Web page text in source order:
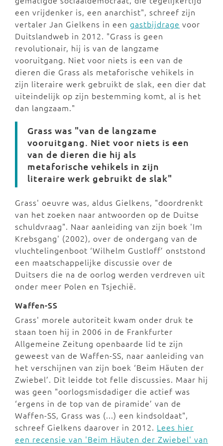
een vrijdenker is, een anarchist", schreef zijn
vertaler Jan Gielkens in een gastbijdrage voor
Duitslandweb in 2012. "Grass is geen
revolutionair, hij is van de langzame
vooruitgang. Niet voor niets is een van de
dieren die Grass als metaforische vehikels in
zijn literaire werk gebruikt de slak, een dier dat
uiteindelijk op zijn bestemming komt, al is het
dan langzaam."
Grass was "van de langzame
vooruitgang. Niet voor niets is een
van de dieren die hij als
metaforische vehikels in zijn
literaire werk gebruikt de slak"
Grass' oeuvre was, aldus Gielkens, "doordrenkt
van het zoeken naar antwoorden op de Duitse
schuldvraag". Naar aanleiding van zijn boek 'Im
Krebsgang' (2002), over de ondergang van de
vluchtelingenboot ‘Wilhelm Gustloff’ onststond
een maatschappelijke discussie over de
Duitsers die na de oorlog werden verdreven uit
onder meer Polen en Tsjechië.
Waffen-SS
Grass' morele autoriteit kwam onder druk te
staan toen hij in 2006 in de Frankfurter
Allgemeine Zeitung openbaarde lid te zijn
geweest van de Waffen-SS, naar aanleiding van
het verschijnen van zijn boek ‘Beim Häuten der
Zwiebel’. Dit leidde tot felle discussies. Maar hij
was geen "oorlogsmisdadiger die actief was
‘ergens in de top van de piramide’ van de
Waffen-SS, Grass was (...) een kindsoldaat",
schreef Gielkens daarover in 2012. Lees hier
een recensie van 'Beim Häuten der Zwiebel' van